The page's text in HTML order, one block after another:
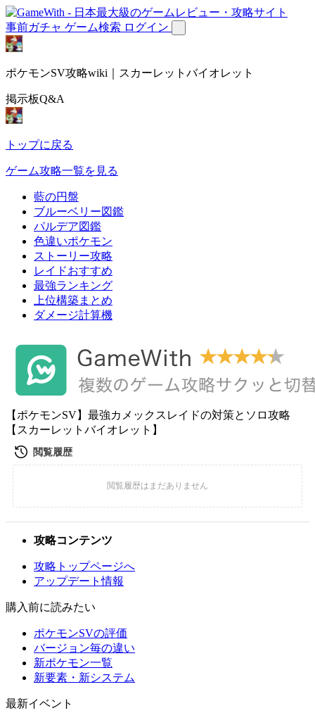
事前ガチャ ゲーム検索 ログイン
ポケモンSV攻略wiki｜スカーレットバイオレット
掲示板Q&A
トップに戻る
ゲーム攻略一覧を見る
藍の円盤
ブルーベリー図鑑
パルデア図鑑
色違いポケモン
ストーリー攻略
レイドおすすめ
最強ランキング
上位構築まとめ
ダメージ計算機
【ポケモンSV】最強カメックスレイドの対策とソロ攻略
【スカーレットバイオレット】
攻略コンテンツ
攻略トップページへ
アップデート情報
購入前に読みたい
ポケモンSVの評価
バージョン毎の違い
新ポケモン一覧
新要素・新システム
最新イベント